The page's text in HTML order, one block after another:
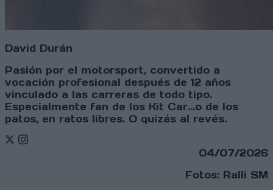
David Durán
Pasión por el motorsport, convertido a
vocación profesional después de 12 años
vinculado a las carreras de todo tipo.
Especialmente fan de los Kit Car...o de los
patos, en ratos libres. O quizás al revés.
Twitter
Instagram
04/07/2026
Fotos: Ralli SM